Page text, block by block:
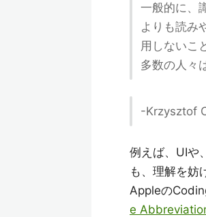
一般的に、
よりも読み
用しないこ
多数の人々
-Krzysztof
例えば、UIや
も、理解を妨
Appleの
e